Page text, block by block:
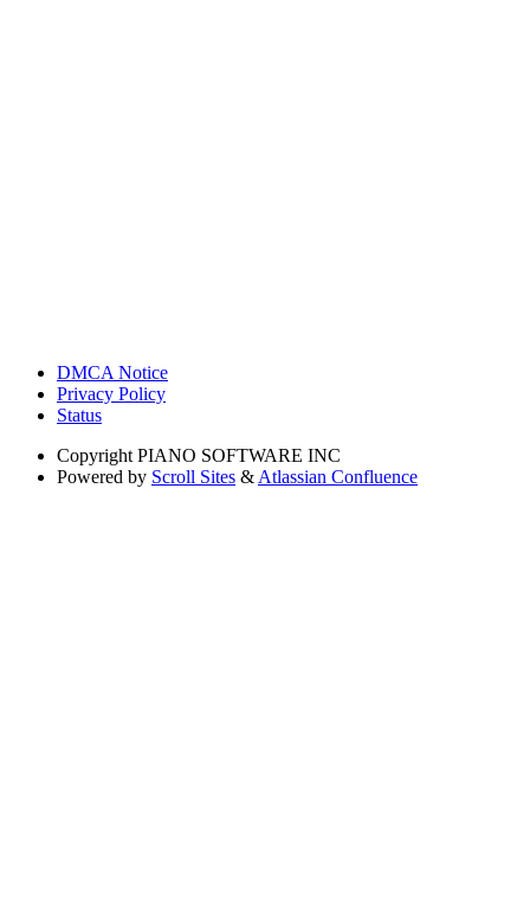
DMCA Notice
Privacy Policy
Status
Copyright PIANO SOFTWARE INC
Powered by Scroll Sites & Atlassian Confluence